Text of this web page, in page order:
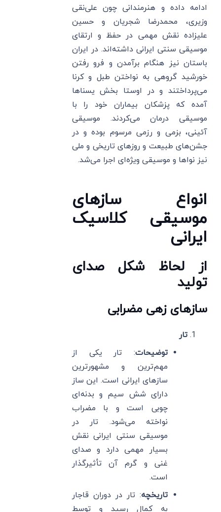
ادامه داده و هنرمندانی چون علی‌نقی
وزیری، محمدرضا شجریان و حسین
علیزاده نقش مهمی در حفظ و ارتقای
موسیقی سنتی ایرانی داشته‌اند. در ایران
باستان نیز هنگام برآمدن و فرو رفتن
خورشید گروهی به نواختن طبل و کرنا
می‌پرداختند و در اوستا بخش یسناها
آمده که پزشکان بیماران خود را با
موسیقی درمان می‌کردند. موسیقی
آئینی، بزمی و رزمی مرسوم بوده و در
جشن‌های طبیعت و روزهای تاریخی و ملی
نیز نواها و موسیقی ویژه‌ای اجرا می‌شد.
انواع سازهای
موسیقی کلاسیک
ایرانی
از لحاظ شکل صدای
تولید
سازهای زهی مضرابی
تار
توضیحات: تار یکی از
مهم‌ترین و مشهورترین
سازهای ایرانی است. این ساز
دارای شش سیم و بدنه‌ای
چوبی است و با مضراب
نواخته می‌شود. تار در
موسیقی سنتی ایرانی نقش
بسیار مهمی دارد و صدای
غنی و گرم آن تأثیرگذار
است.
تاریخچه: تار در دوران قاجار
به کمال رسید و توسط